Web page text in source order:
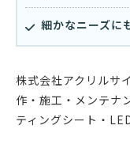
細かなニーズに
株式会社アクリルサ
作・施工・メンテナ
ティングシート・